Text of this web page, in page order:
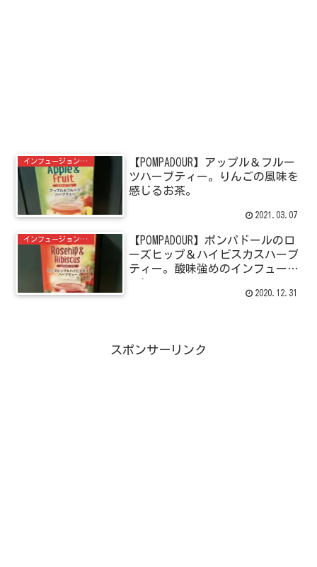
インフュージョン＆ハーブティー
【POMPADOUR】アップル＆フルー
ツハーブティー。りんごの風味を
感じるお茶。
2021.03.07
インフュージョン＆ハーブティー
【POMPADOUR】ポンパドールのロ
ーズヒップ＆ハイビスカスハーブ
ティー。酸味強めのインフュージ
ョン。
2020.12.31
スポンサーリンク